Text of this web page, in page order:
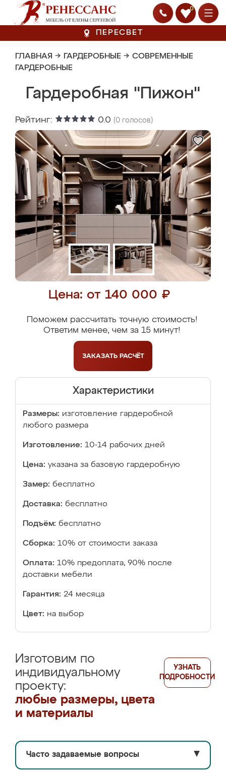
0
ПЕРЕСВЕТ
ГЛАВНАЯ → ГАРДЕРОБНЫЕ → СОВРЕМЕННЫЕ
ГАРДЕРОБНЫЕ
Гардеробная "Пижон"
Рейтинг: 0.0 (0 голосов)
Цена: от 140 000 ₽
Поможем рассчитать точную стоимость!
Ответим менее, чем за 15 минут!
ЗАКАЗАТЬ РАСЧЁТ
Характеристики
Размеры: изготовление гардеробной
любого размера
Изготовление: 10-14 рабочих дней
Цена: указана за базовую гардеробную
Замер: бесплатно
Доставка: бесплатно
Подъём: бесплатно
Сборка: 10% от стоимости заказа
Оплата: 10% предоплата, 90% после
доставки мебели
Гарантия: 24 месяца
Цвет: на выбор
Изготовим по
индивидуальному
проекту:
любые размеры, цвета
и материалы
УЗНАТЬ
ПОДРОБНОСТИ
Часто задаваемые вопросы ▼